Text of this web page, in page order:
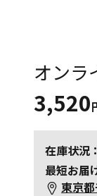
オンラ
3,520
在庫状況
最短お届
東京